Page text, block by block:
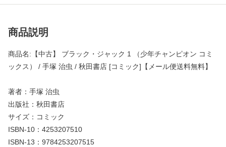
商品説明
商品名:【中古】 ブラック・ジャック 1 （少年チャンピオン コミ
ックス） / 手塚 治虫 / 秋田書店 [コミック]【メール便送料無料】
著者：手塚 治虫
出版社：秋田書店
サイズ：コミック
ISBN-10：4253207510
ISBN-13：9784253207515